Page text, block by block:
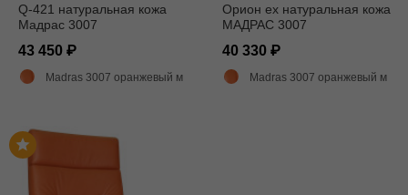
Q-421 натуральная кожа
Мадрас 3007
43 450
Madras 3007 оранжевый матовый
Орион ех натуральная кожа
МАДРАС 3007
40 330
Madras 3007 оранжевый матовый